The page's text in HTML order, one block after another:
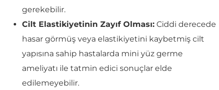
gerekebilir.
Cilt Elastikiyetinin Zayıf Olması: Ciddi derecede
hasar görmüş veya elastikiyetini kaybetmiş cilt
yapısına sahip hastalarda mini yüz germe
ameliyatı ile tatmin edici sonuçlar elde
edilemeyebilir.